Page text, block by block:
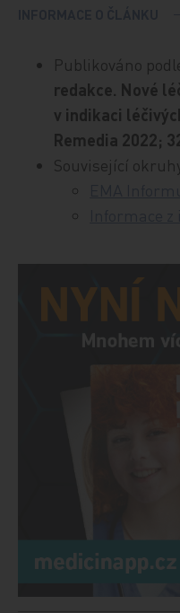
Publikováno
redakce. Nové
v indikaci
Remedia 2022;
Související